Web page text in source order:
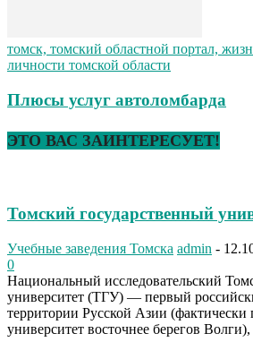
томск, томский областной портал,
личности томской области
Плюсы услуг автоломбарда
ЭТО ВАС ЗАИНТЕРЕСУЕТ!
Томский государственный
Учебные заведения Томска admin -
0
Национальный исследовательский
университет (ТГУ) — первый
территории Русской Азии
университет восточнее берегов